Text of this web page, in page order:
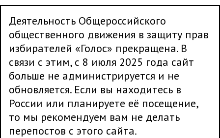
Деятельность Общероссийского
общественного движения в защиту прав
избирателей «Голос» прекращена. В
связи с этим, с 8 июля 2025 года сайт
больше не администрируется и не
обновляется. Если вы находитесь в
России или планируете её посещение,
то мы рекомендуем вам не делать
перепостов с этого сайта.